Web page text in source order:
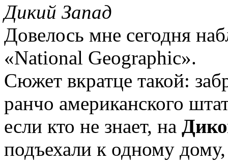
Дикий Запад
Довелось мне сегодня
«National Geographic».
Сюжет вкратце такой:
ранчо американского
если кто не знает, на
подъехали к одному